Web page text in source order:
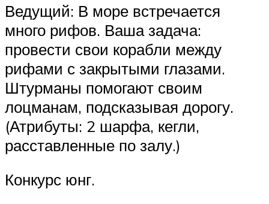
Ведущий: В море встречается
много рифов. Ваша задача:
провести свои корабли между
рифами с закрытыми глазами.
Штурманы помогают своим
лоцманам, подсказывая дорогу.
(Атрибуты: 2 шарфа, кегли,
расставленные по залу.)
Конкурс юнг.